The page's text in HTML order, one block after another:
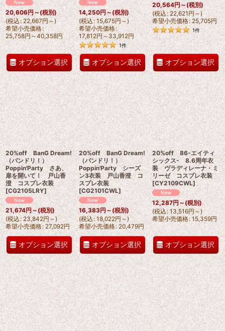
20,606円～(税別)
(税込: 22,667円～)
希望小売価格:
25,758円～40,358円
オプション選択
14,250円 ～(税別)
(税込: 15,675円～)
希望小売価格:
17,812円～33,912円
1件
オプション選択
20,564円～(税別)
(税込: 22,621円～)
希望小売価格: 25,705円
1件
オプション選択
20%off BanG Dream!
（バンドリ！）
Poppin'Party さあ、
扉を開いて！ 戸山香
澄 コスプレ衣装
[CG2105LRY]
21,674円～(税別)
(税込: 23,842円～)
希望小売価格: 27,092円
オプション選択
20%off BanG Dream!
（バンドリ！）
Poppin'Party シーズ
ン3衣装 戸山香澄 コ
スプレ衣装
[CG2101CWL]
16,383円～(税別)
(税込: 18,022円～)
希望小売価格: 20,479円
オプション選択
20%off 86-エイティ
シックス- 8.6周年衣
装 ヴラディレーナ・ミ
リーゼ コスプレ衣装
[CY2109CWL]
12,287円～(税別)
(税込: 13,516円 ～)
希望小売価格: 15,359円
オプション選択